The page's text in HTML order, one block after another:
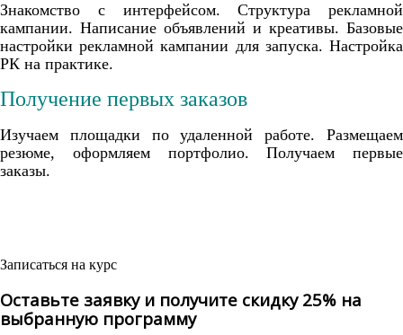
Знакомство с интерфейсом. Структура рекламной
кампании. Написание объявлений и креативы. Базовые
настройки рекламной кампании для запуска. Настройка
РК на практике.
Получение первых заказов
Изучаем площадки по удаленной работе. Размещаем
резюме, оформляем портфолио. Получаем первые
заказы.
Записаться на курс
Оставьте заявку и получите скидку 25% на
выбранную программу